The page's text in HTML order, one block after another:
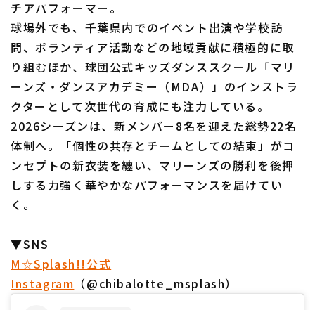
チアパフォーマー。
球場外でも、千葉県内でのイベント出演や学校訪
問、ボランティア活動などの地域貢献に積極的に取
り組むほか、球団公式キッズダンススクール「マリ
ーンズ・ダンスアカデミー（MDA）」のインストラ
クターとして次世代の育成にも注力している。
2026シーズンは、新メンバー8名を迎えた総勢22名
体制へ。「個性の共存とチームとしての結束」がコ
ンセプトの新衣装を纏い、マリーンズの勝利を後押
しする力強く華やかなパフォーマンスを届けてい
く。
▼SNS
M☆Splash!!公式
Instagram （@chibalotte_msplash）